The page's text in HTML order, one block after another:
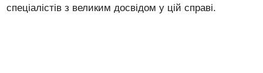
спеціалістів з великим досвідом у цій справі.